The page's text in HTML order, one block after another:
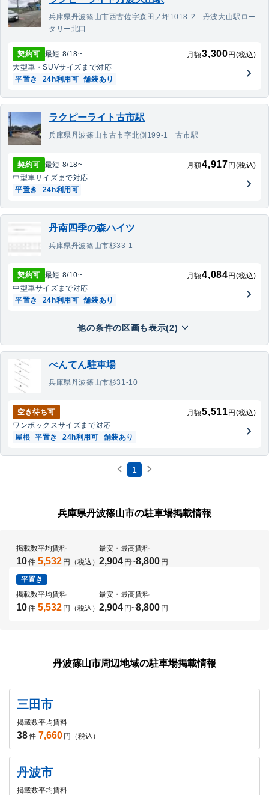
兵庫県丹波篠山市西古佐字森田ノ坪1018-2 丹波大山駅ロー
タリー北口
契約可 最短 8/18~ 月額3,300 円(税込)
大型車・SUVサイズまで対応
平置き
24h利用可 舗装あり
ラクピーライト古市駅
兵庫県丹波篠山市古市字北側199-1 古市駅
契約可 最短 8/18~ 月額4,917 円(税込)
中型車サイズまで対応
平置き
24h利用可
丹南四季の森ハイツ
兵庫県丹波篠山市杉33-1
契約可 最短 8/10~ 月額4,084 円(税込)
中型車サイズまで対応
平置き
24h利用可 舗装あり
他の条件の区画も表示(2)
べんてん駐車場
兵庫県丹波篠山市杉31-10
空き待ち可 月額5,511 円(税込)
ワンボックスサイズまで対応
屋根 平置き 24h利用可 舗装あり
1
兵庫県丹波篠山市の駐車場掲載情報
掲載数
10件
平均賃料
5,532 円（税込）
最安・最高賃料
2,904 円~8,800 円
平置き
掲載数
10件
平均賃料
5,532 円（税込）
最安・最高賃料
2,904 円~8,800 円
丹波篠山市周辺地域の駐車場掲載情報
三田市
掲載数
38件
平均賃料
7,660 円（税込）
丹波市
掲載数平均賃料